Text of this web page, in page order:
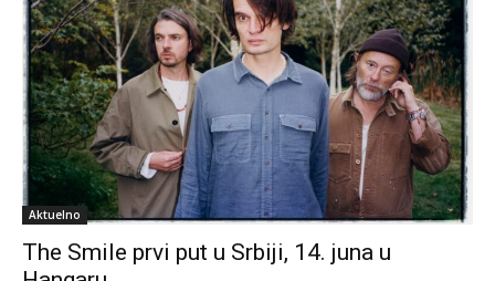
Aktuelno
The Smile prvi put u Srbiji, 14. juna u